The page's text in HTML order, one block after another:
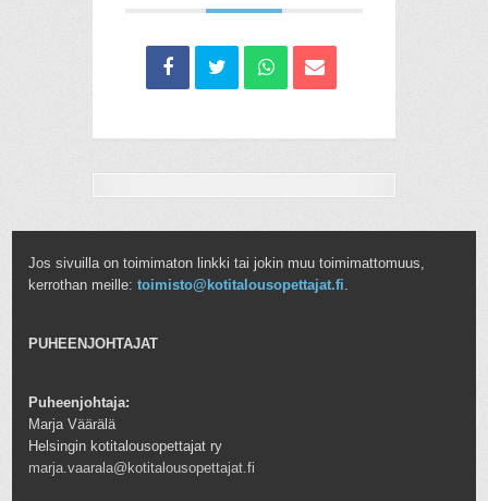
Jos sivuilla on toimimaton linkki tai jokin muu toimimattomuus,
kerrothan meille:toimisto@kotitalousopettajat.fi
PUHEENJOHTAJAT
Puheenjohtaja:
Marja Väärälä
Helsingin kotitalousopettajat ry
marja.vaarala@kotitalousopettajat.fi